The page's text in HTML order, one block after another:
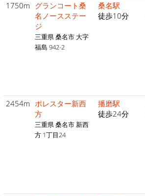
1750m グランコート桑
名ノースステー
ジ
三重県 桑名市 大字
福島 942-2
桑名駅
徒歩10分
2454m ポレスター新西
方
三重県 桑名市 新西
方 1丁目24
播磨駅
徒歩24分